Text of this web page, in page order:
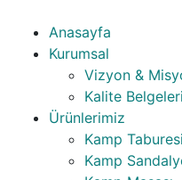
Anasayfa
Kurumsal
Vizyon &
Kalite
Ürünlerimiz
Kamp Taburesi
Kamp